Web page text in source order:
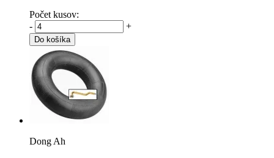
Počet kusov:
-
+
Do košíka
Dong Ah